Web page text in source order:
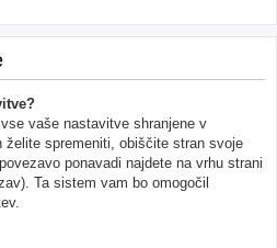
vaše nastavitve shranjene v
želite spremeniti, obiščite stran svoje
ponavadi najdete na vrhu strani
Ta sistem vam bo omogočil